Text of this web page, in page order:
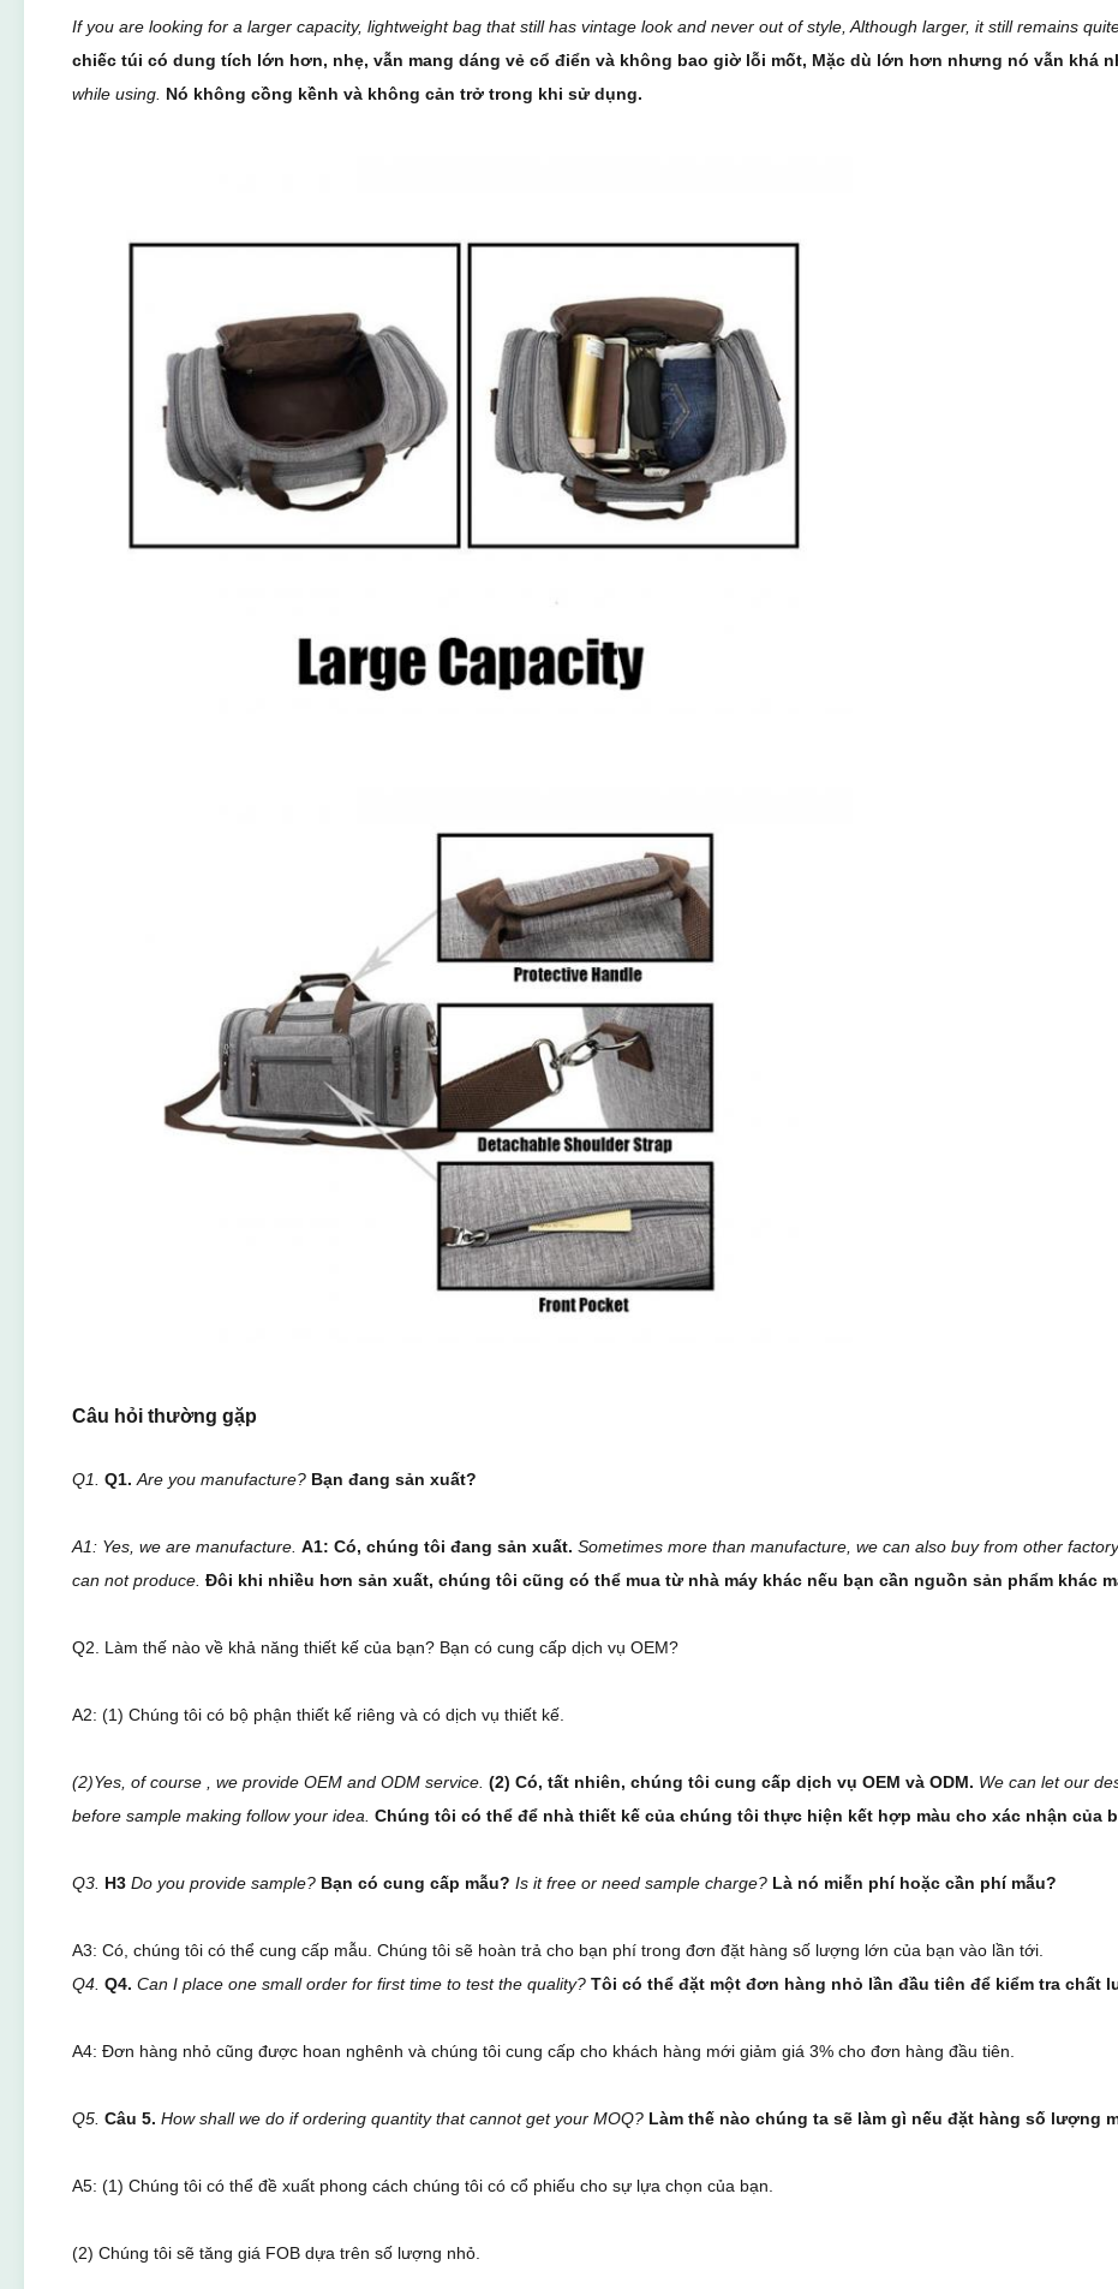
If you are looking for a larger capacity, lightweight bag that still has vintage look and never out of style, Although larger, it still remains
chiếc túi có dung tích lớn hơn, nhẹ, vẫn mang dáng vẻ cổ điển và không bao giờ lỗi mốt, Mặc dù lớn hơn nhưng nó vẫn khá
while using. Nó không cồng kềnh và không cản trở trong khi sử dụng.
Câu hỏi thường gặp
Q1. Q1. Are you manufacture? Bạn đang sản xuất?
A1: Yes, we are manufacture. A1: Có, chúng tôi đang sản xuất. Sometimes more than manufacture, we can also buy from other
can not produce. Đôi khi nhiều hơn sản xuất, chúng tôi cũng có thể mua từ nhà máy khác nếu bạn cần nguồn sản phẩm khác
Q2. Làm thế nào về khả năng thiết kế của bạn? Bạn có cung cấp dịch vụ OEM?
A2: (1) Chúng tôi có bộ phận thiết kế riêng và có dịch vụ thiết kế.
(2)Yes, of course , we provide OEM and ODM service. (2) Có, tất nhiên, chúng tôi cung cấp dịch vụ OEM và ODM. We can let our
before sample making follow your idea. Chúng tôi có thể để nhà thiết kế của chúng tôi thực hiện kết hợp màu cho xác nhận
Q3. H3 Do you provide sample? Bạn có cung cấp mẫu? Is it free or need sample charge? Là nó miễn phí hoặc cần phí mẫu?
A3: Có, chúng tôi có thể cung cấp mẫu. Chúng tôi sẽ hoàn trả cho bạn phí trong đơn đặt hàng số lượng lớn của bạn vào lần tới.
Q4. Q4. Can I place one small order for first time to test the quality? Tôi có thể đặt một đơn hàng nhỏ lần đầu tiên để kiểm tra chất
A4: Đơn hàng nhỏ cũng được hoan nghênh và chúng tôi cung cấp cho khách hàng mới giảm giá 3% cho đơn hàng đầu tiên.
Q5. Câu 5. How shall we do if ordering quantity that cannot get your MOQ? Làm thế nào chúng ta sẽ làm gì nếu đặt hàng số lượng
A5: (1) Chúng tôi có thể đề xuất phong cách chúng tôi có cổ phiếu cho sự lựa chọn của bạn.
(2) Chúng tôi sẽ tăng giá FOB dựa trên số lượng nhỏ.